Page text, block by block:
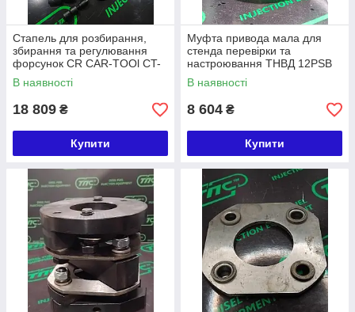
Стапель для розбирання,
збирання та регулювання
форсунок CR CAR-TOOl CT-
N700
В наявності
18 809 ₴
Купити
Муфта привода мала для
стенда перевірки та
настроювання ТНВД 12PSB
(довжина 12,1 см, d муфти
11,5 см, вага 5,4 кг)
В наявності
8 604 ₴
Купити